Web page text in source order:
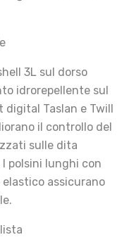
3L sul dorso
idrorepellente sul
Taslan e Twill
il controllo del
sulle dita
polsini lunghi con
assicurano